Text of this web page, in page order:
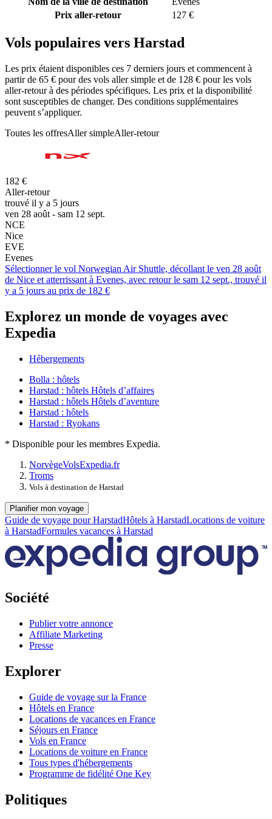
Prix aller-retour
127 €
Vols populaires vers Harstad
Les prix étaient disponibles ces 7 derniers jours et commencent à
partir de 65 € pour des vols aller simple et de 128 € pour les vols
aller-retour à des périodes spécifiques. Les prix et la disponibilité
sont susceptibles de changer. Des conditions supplémentaires
peuvent s’appliquer.
Toutes les offresAller simpleAller-retour
182 €
Aller-retour
trouvé il y a 5 jours
ven 28 août - sam 12 sept.
NCE
Nice
EVE
Evenes
Sélectionner le vol Norwegian Air Shuttle, décollant le ven 28 août
de Nice et atterrissant à Evenes, avec retour le sam 12 sept., trouvé il
y a 5 jours au prix de 182 €
Explorez un monde de voyages avec
Expedia
Hébergements
Bolla : hôtels
Harstad : hôtels Hôtels d’affaires
Harstad : hôtels Hôtels d’aventure
Harstad : hôtels
Harstad : Ryokans
* Disponible pour les membres Expedia.
NorvègeVolsExpedia.fr
Troms
Vols à destination de Harstad
Planifier mon voyage
Guide de voyage pour HarstadHôtels à HarstadLocations de voiture
à HarstadFormules vacances à Harstad
Société
Publier votre annonce
Affiliate Marketing
Presse
Explorer
Guide de voyage sur la France
Hôtels en France
Locations de vacances en France
Séjours en France
Vols en France
Locations de voiture en France
Tous types d'hébergements
Programme de fidélité One Key
Politiques